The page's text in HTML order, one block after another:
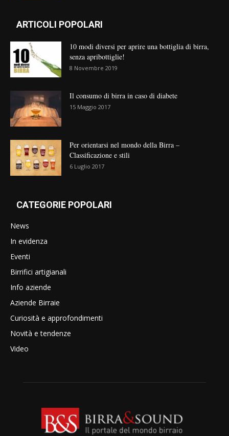
ARTICOLI POPOLARI
10 modi diversi per aprire una bottiglia di birra,
senza apribottiglie!
8 Novembre 2019
Il consumo di birra in caso di diabete
15 Maggio 2017
Per orientarsi nel mondo della Birra –
Classificazione e stili
6 Luglio 2017
CATEGORIE POPOLARI
News
In evidenza
Eventi
Birrifici artigianali
Info aziende
Aziende Birraie
Curiosità e approfondimenti
Novità e tendenze
Video